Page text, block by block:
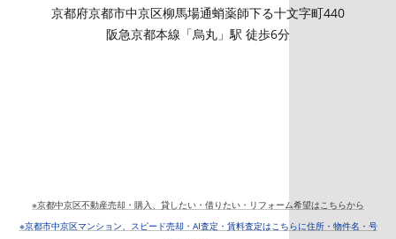
京都府京都市中京区柳馬場通蛸薬師下る十文字町440
阪急京都本線「烏丸」駅 徒歩6分
※京都中京区不動産売却・購入、貸したい・借りたい・リフォーム希望はこちらから
※京都市中京区マンション、スピード売却・AI査定・賃料査定はこちらに住所・物件名・号